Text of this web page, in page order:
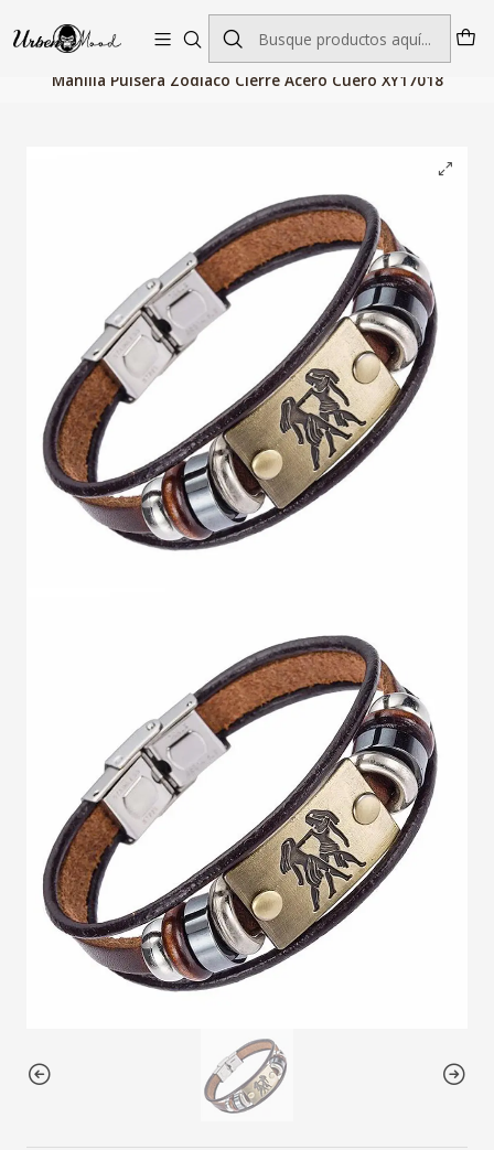
Envío GRATIS desde $60.000 | Entregas rápidas 1–5 días hábiles
Pulseras y Brazaletes
Manilla Pulsera Zodiaco Cierre Acero Cuero XY17018